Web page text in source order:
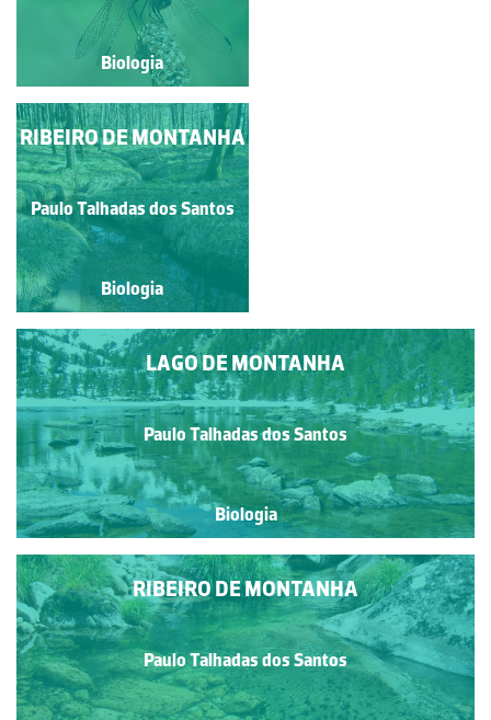
Biologia
Biologia
LIBÉLULA-PÚRPURA
(FÊMEA)
Ana Cristina Rito
Biologia
LAGO DE MONTANHA
Paulo Talhadas dos Santos
Biologia
RIBEIRO DE MONTANHA
Paulo Talhadas dos Santos
RIBEIRO DE MONTANHA
Paulo Talhadas dos Santos
Biologia